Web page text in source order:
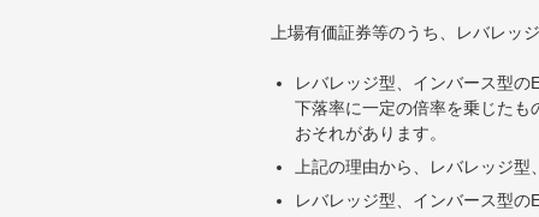
上場有価証券等のうち、レバレ
レバレッジ型、インバース型
下落率に一定の倍率を乗じた
おそれがあります。
上記の理由から、レバレッジ
レバレッジ型、インバース型